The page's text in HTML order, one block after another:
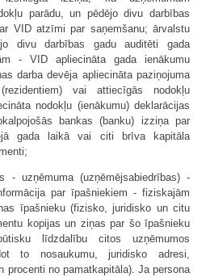
parādu, un pēdējo divu darbības
VID atzīmi par saņemšanu; ārvalstu
divu darbības gadu auditēti gada
- VID apliecināta gada ienākumu
darba devēja apliecināta paziņojuma
vai attiecīgās nodokļu
nodokļu (ienākumu) deklarācijas
bankas (banku) izziņa par
gada laikā vai citi brīva kapitāla
- uzņēmuma (uzņēmējsabiedrības) -
par īpašniekiem - fiziskajām
īpašnieku (fizisko, juridisko un citu
kopijas un ziņas par šo īpašnieku
līdzdalību citos uzņēmumos
to nosaukumu, juridisko adresi,
procenti no pamatkapitāla). Ja persona